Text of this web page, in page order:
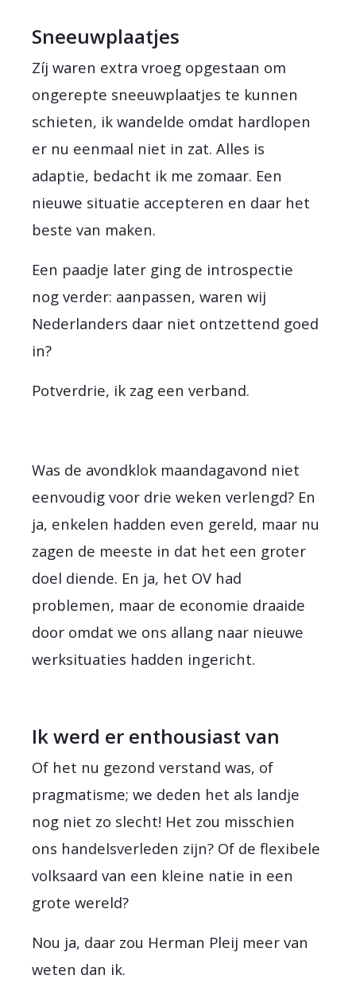
Sneeuwplaatjes
Zíj waren extra vroeg opgestaan om
ongerepte sneeuwplaatjes te kunnen
schieten, ik wandelde omdat hardlopen
er nu eenmaal niet in zat. Alles is
adaptie, bedacht ik me zomaar. Een
nieuwe situatie accepteren en daar het
beste van maken.
Een paadje later ging de introspectie
nog verder: aanpassen, waren wij
Nederlanders daar niet ontzettend goed
in?
Potverdrie, ik zag een verband.
Was de avondklok maandagavond niet
eenvoudig voor drie weken verlengd? En
ja, enkelen hadden even gereld, maar nu
zagen de meeste in dat het een groter
doel diende. En ja, het OV had
problemen, maar de economie draaide
door omdat we ons allang naar nieuwe
werksituaties hadden ingericht.
Ik werd er enthousiast van
Of het nu gezond verstand was, of
pragmatisme; we deden het als landje
nog niet zo slecht! Het zou misschien
ons handelsverleden zijn? Of de flexibele
volksaard van een kleine natie in een
grote wereld?
Nou ja, daar zou Herman Pleij meer van
weten dan ik.